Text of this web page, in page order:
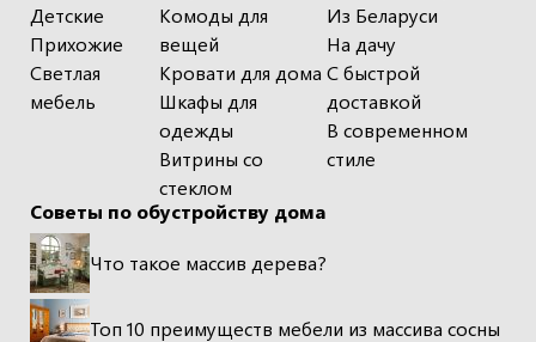
Детские
Прихожие
Светлая
мебель
Комоды для
вещей
Кровати для дома
Шкафы для
одежды
Витрины со
стеклом
Из Беларуси
На дачу
С быстрой
доставкой
В современном
стиле
Советы по обустройству дома
Что такое массив дерева?
Топ 10 преимуществ мебели из массива сосны